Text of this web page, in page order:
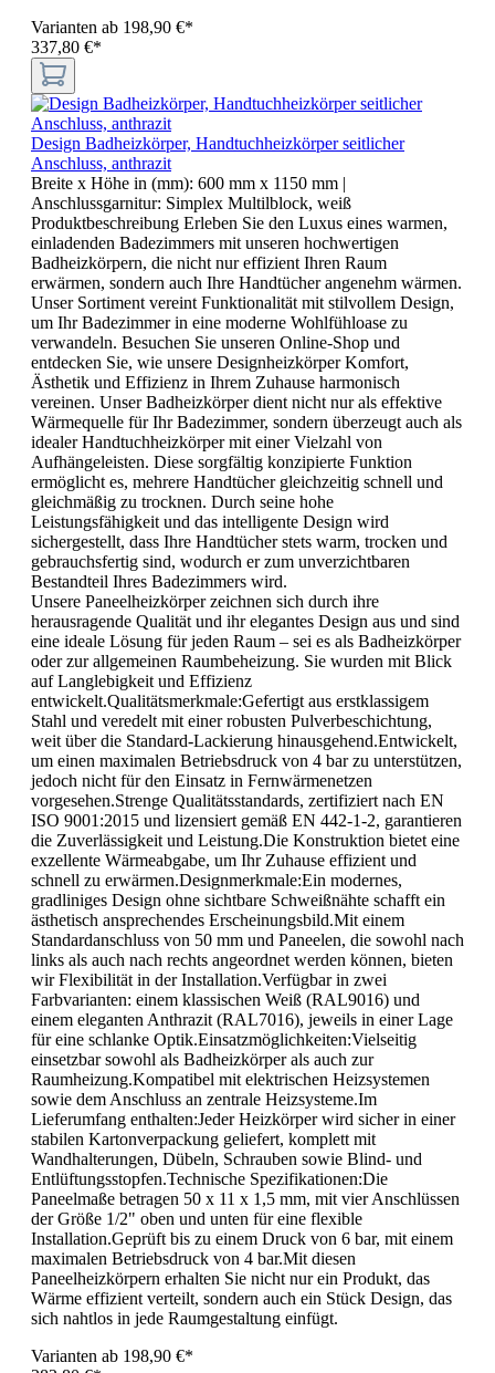
Varianten ab 198,90 €*
337,80 €*
Design Badheizkörper, Handtuchheizkörper seitlicher
Anschluss, anthrazit
Breite x Höhe in (mm): 600 mm x 1150 mm |
Anschlussgarnitur: Simplex Multilblock, weiß
Produktbeschreibung Erleben Sie den Luxus eines warmen,
einladenden Badezimmers mit unseren hochwertigen
Badheizkörpern, die nicht nur effizient Ihren Raum
erwärmen, sondern auch Ihre Handtücher angenehm wärmen.
Unser Sortiment vereint Funktionalität mit stilvollem Design,
um Ihr Badezimmer in eine moderne Wohlfühloase zu
verwandeln. Besuchen Sie unseren Online-Shop und
entdecken Sie, wie unsere Designheizkörper Komfort,
Ästhetik und Effizienz in Ihrem Zuhause harmonisch
vereinen. Unser Badheizkörper dient nicht nur als effektive
Wärmequelle für Ihr Badezimmer, sondern überzeugt auch als
idealer Handtuchheizkörper mit einer Vielzahl von
Aufhängeleisten. Diese sorgfältig konzipierte Funktion
ermöglicht es, mehrere Handtücher gleichzeitig schnell und
gleichmäßig zu trocknen. Durch seine hohe
Leistungsfähigkeit und das intelligente Design wird
sichergestellt, dass Ihre Handtücher stets warm, trocken und
gebrauchsfertig sind, wodurch er zum unverzichtbaren
Bestandteil Ihres Badezimmers wird.
Unsere Paneelheizkörper zeichnen sich durch ihre
herausragende Qualität und ihr elegantes Design aus und sind
eine ideale Lösung für jeden Raum – sei es als Badheizkörper
oder zur allgemeinen Raumbeheizung. Sie wurden mit Blick
auf Langlebigkeit und Effizienz
entwickelt.Qualitätsmerkmale:Gefertigt aus erstklassigem
Stahl und veredelt mit einer robusten Pulverbeschichtung,
weit über die Standard-Lackierung hinausgehend.Entwickelt,
um einen maximalen Betriebsdruck von 4 bar zu unterstützen,
jedoch nicht für den Einsatz in Fernwärmenetzen
vorgesehen.Strenge Qualitätsstandards, zertifiziert nach EN
ISO 9001:2015 und lizensiert gemäß EN 442-1-2, garantieren
die Zuverlässigkeit und Leistung.Die Konstruktion bietet eine
exzellente Wärmeabgabe, um Ihr Zuhause effizient und
schnell zu erwärmen.Designmerkmale:Ein modernes,
gradliniges Design ohne sichtbare Schweißnähte schafft ein
ästhetisch ansprechendes Erscheinungsbild.Mit einem
Standardanschluss von 50 mm und Paneelen, die sowohl nach
links als auch nach rechts angeordnet werden können, bieten
wir Flexibilität in der Installation.Verfügbar in zwei
Farbvarianten: einem klassischen Weiß (RAL9016) und
einem eleganten Anthrazit (RAL7016), jeweils in einer Lage
für eine schlanke Optik.Einsatzmöglichkeiten:Vielseitig
einsetzbar sowohl als Badheizkörper als auch zur
Raumheizung.Kompatibel mit elektrischen Heizsystemen
sowie dem Anschluss an zentrale Heizsysteme.Im
Lieferumfang enthalten:Jeder Heizkörper wird sicher in einer
stabilen Kartonverpackung geliefert, komplett mit
Wandhalterungen, Dübeln, Schrauben sowie Blind- und
Entlüftungsstopfen.Technische Spezifikationen:Die
Paneelmaße betragen 50 x 11 x 1,5 mm, mit vier Anschlüssen
der Größe 1/2" oben und unten für eine flexible
Installation.Geprüft bis zu einem Druck von 6 bar, mit einem
maximalen Betriebsdruck von 4 bar.Mit diesen
Paneelheizkörpern erhalten Sie nicht nur ein Produkt, das
Wärme effizient verteilt, sondern auch ein Stück Design, das
sich nahtlos in jede Raumgestaltung einfügt.
Varianten ab 198,90 €*